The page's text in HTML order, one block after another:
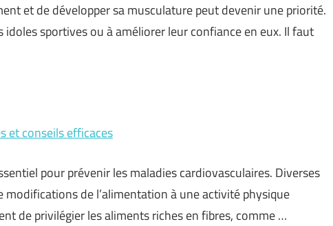
et de développer sa musculature peut devenir une priorité.
sportives ou à améliorer leur confiance en eux. Il faut
et conseils efficaces
pour prévenir les maladies cardiovasculaires. Diverses
de l’alimentation à une activité physique
de privilégier les aliments riches en fibres, comme …